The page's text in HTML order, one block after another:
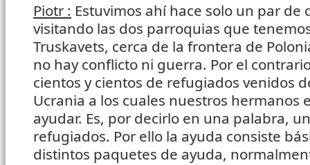
Piotr : Estuvimos ahí hace solo un par
visitando las dos parroquias que
Truskavets, cerca de la frontera de
no hay conflicto ni guerra. Por el
cientos y cientos de refugiados venidos
Ucrania a los cuales nuestros hermanos
ayudar. Es, por decirlo en una palabra,
refugiados. Por ello la ayuda consiste
distintos paquetes de ayuda,